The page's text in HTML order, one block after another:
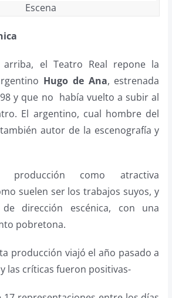
Escena
el Teatro Real repone la
Hugo de Ana, estrenada
y que no había vuelto a subir al
El argentino, cual hombre del
autor de la escenografía y
producción como atractiva
suelen ser los trabajos suyos, y
dirección escénica, con una
pobretona.
producción viajó el año pasado a
las críticas fueron positivas-